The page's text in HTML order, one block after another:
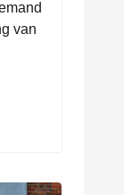
van